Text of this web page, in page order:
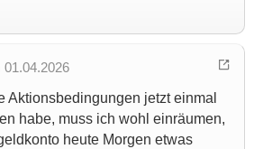
01.04.2026
Aktionsbedingungen jetzt einmal
habe, muss ich wohl einräumen,
heute Morgen etwas